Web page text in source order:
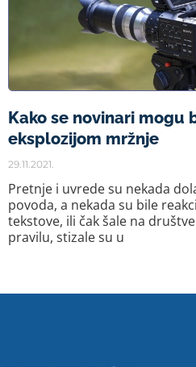
Kako se novinari mogu
eksplozijom mržnje
29.11.2021.
Pretnje i uvrede su nekada
povoda, a nekada su bile
tekstove, ili čak šale na
pravilu, stizale su u